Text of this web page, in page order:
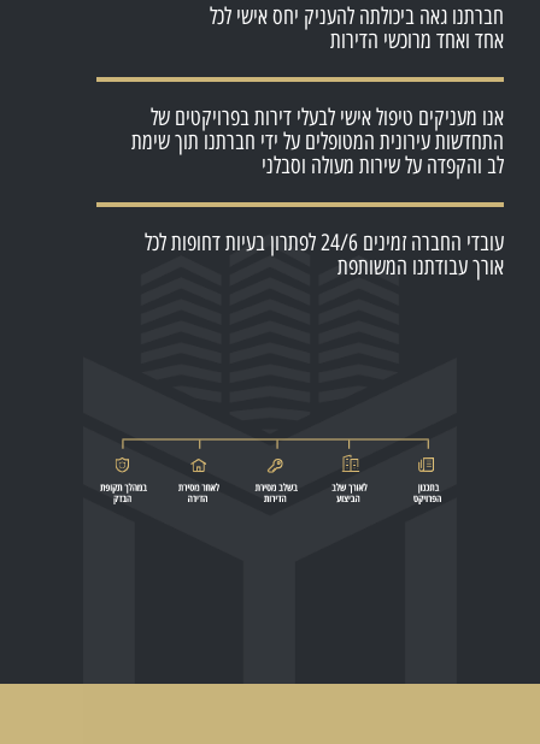
חברתנו גאה ביכולתה להעניק יחס אישי לכל
אחד ואחד מרוכשי הדירות
אנו מעניקים טיפול אישי לבעלי דירות בפרויקטים של
התחדשות עירונית המטופלים על ידי חברתנו תוך שימת
לב והקפדה על שירות מעולה וסבלני
עובדי החברה זמינים 24/6 לפתרון בעיות דחופות לכל
אורך עבודתנו המשותפת